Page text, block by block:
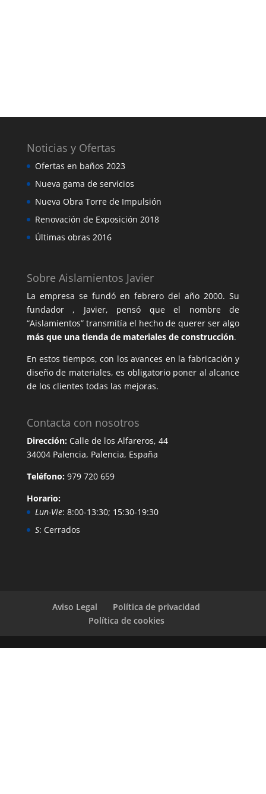
Noticias y Ofertas
Ofertas en baños 2023
Nueva gama de servicios
Nueva Obra Torre de Impulsión
Renovación de Exposición 2018
Últimas obras 2016
Sobre Aislamientos Javier
La empresa se fundó en febrero del año 2000. Su
fundador , Javier, pensó que el nombre de
“Aislamientos” transmitía el hecho de querer ser algo
más que una tienda de materiales de construcción.
En estos tiempos, con los avances en la fabricación y
diseño de materiales, es obligatorio poner al alcance
de los clientes todas las mejoras.
Contacta con nosotros
Dirección:Calle de los Alfareros, 44
34004 Palencia, Palencia, España
Teléfono:979 720 659
Horario:
Lun-Vie: 8:00-13:30; 15:30-19:30
S: Cerrados
Aviso Legal
Política de privacidad
Política de cookies